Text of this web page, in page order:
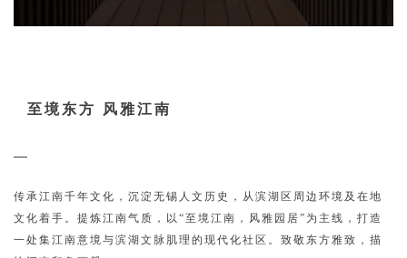
至境东方 风雅江南
传承江南千年文化，沉淀无锡人文历史，从滨湖区周边环境及在地
文化着手。提炼江南气质，以“至境江南，风雅园居”为主线，打造
一处集江南意境与滨湖文脉肌理的现代化社区。致敬东方雅致，描